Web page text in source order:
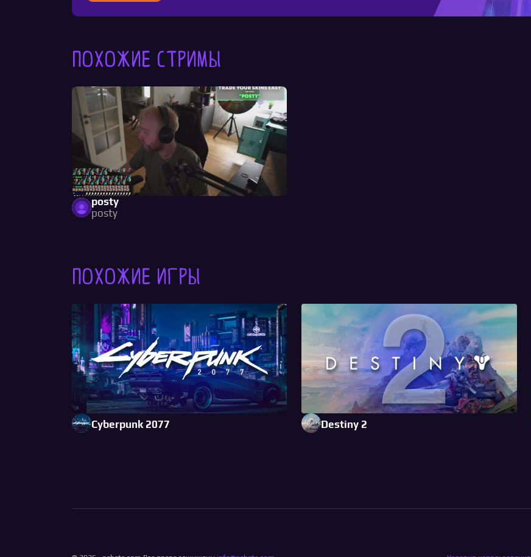
Похожие стримы
posty
posty
Похожие игры
Cyberpunk 2077 Destiny 2